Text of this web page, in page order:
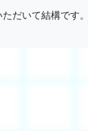
だいて結構です。